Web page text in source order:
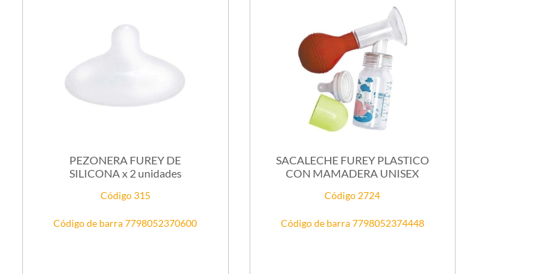
PEZONERA FUREY DE
SILICONA x 2 unidades
Código 315
Código de barra 7798052370600
SACALECHE FUREY PLASTICO
CON MAMADERA UNISEX
Código 2724
Código de barra 7798052374448